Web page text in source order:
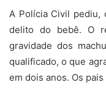
A Polícia Civil pediu,
delito do bebê. O
gravidade dos
qualificado, o que
em dois anos. Os